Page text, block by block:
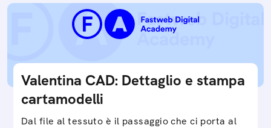
Valentina CAD: Dettaglio e stampa
cartamodelli
Dal file al tessuto è il passaggio che ci porta al